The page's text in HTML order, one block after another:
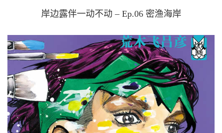
岸边露伴一动不动 – Ep.06 密渔海岸